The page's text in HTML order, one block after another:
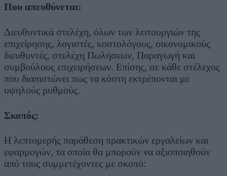
Που απευθύνεται:
Διευθυντικά στελέχη, όλων των λειτουργιών της
επιχείρησης, λογιστές, κοστολόγους, οικονομικούς
διευθυντές, στελέχη Πωλήσεων, Παραγωγή και
συμβούλους επιχειρήσεων. Επίσης, σε κάθε στέλεχος
που διαπιστώνει πως τα κόστη εκτρέπονται με
υψηλούς ρυθμούς.
Σκοπός:
Η λεπτομερής παράθεση πρακτικών εργαλείων και
εφαρμογών, τα οποία θα μπορούν να αξιοποιηθούν
από τους συμμετέχοντες με σκοπό: